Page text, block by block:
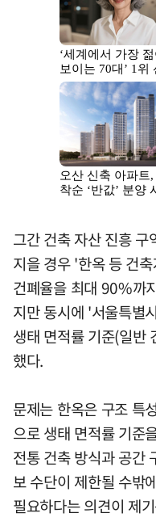
그간 건축 자산 진흥
지을 경우 '한옥 등 건
건폐율을 최대 90%까
지만 동시에 '서울특별
생태 면적률 기준(일반
했다.
문제는 한옥은 구조 특
으로 생태 면적률 기준
전통 건축 방식과 공간
보 수단이 제한될 수밖
필요하다는 의견이 제